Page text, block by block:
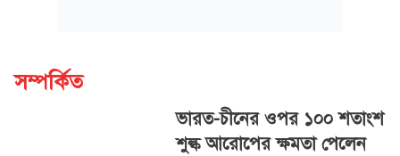
সম্পর্কিত
ভারত-চীনের ওপর ১০০ শতাংশ
শুল্ক আরোপের ক্ষমতা পেলেন